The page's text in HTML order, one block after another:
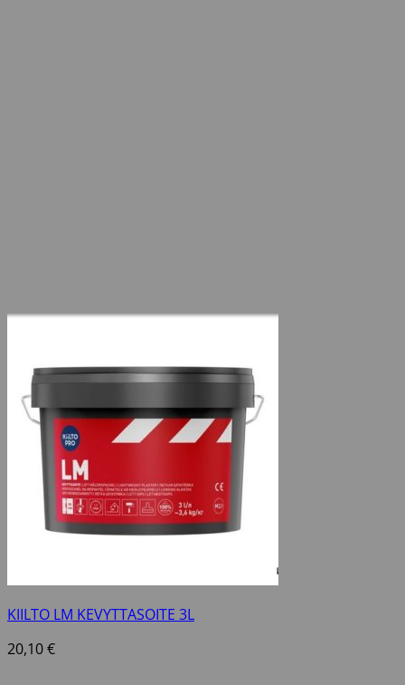
KIILTO LM KEVYTTASOITE 3L
20,10€